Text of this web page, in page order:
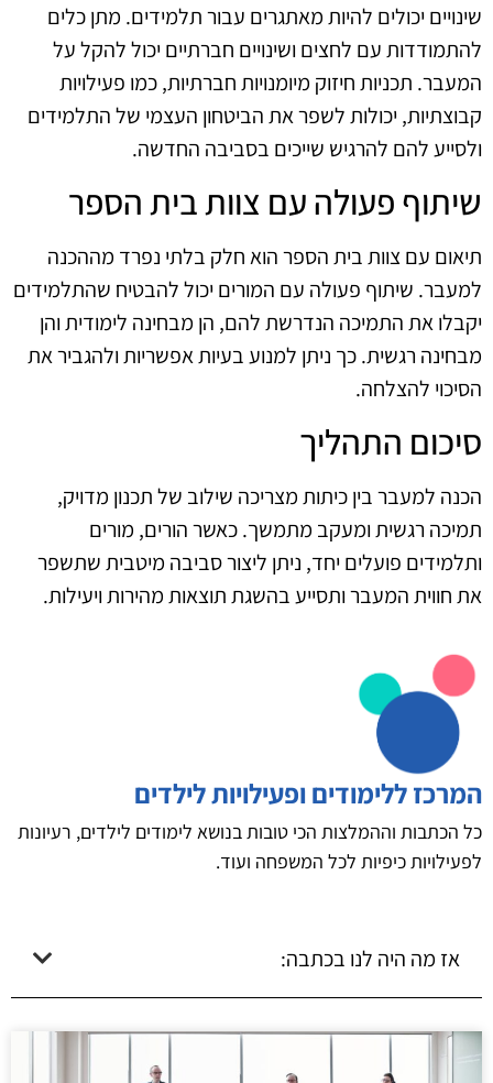
שינויים יכולים להיות מאתגרים עבור תלמידים. מתן כלים
להתמודדות עם לחצים ושינויים חברתיים יכול להקל על
המעבר. תכניות חיזוק מיומנויות חברתיות, כמו פעילויות
קבוצתיות, יכולות לשפר את הביטחון העצמי של התלמידים
ולסייע להם להרגיש שייכים בסביבה החדשה.
שיתוף פעולה עם צוות בית הספר
תיאום עם צוות בית הספר הוא חלק בלתי נפרד מההכנה
למעבר. שיתוף פעולה עם המורים יכול להבטיח שהתלמידים
יקבלו את התמיכה הנדרשת להם, הן מבחינה לימודית והן
מבחינה רגשית. כך ניתן למנוע בעיות אפשריות ולהגביר את
הסיכוי להצלחה.
סיכום התהליך
הכנה למעבר בין כיתות מצריכה שילוב של תכנון מדויק,
תמיכה רגשית ומעקב מתמשך. כאשר הורים, מורים
ותלמידים פועלים יחד, ניתן ליצור סביבה מיטבית שתשפר
את חווית המעבר ותסייע בהשגת תוצאות מהירות ויעילות.
המרכז ללימודים ופעילויות לילדים
כל הכתבות וההמלצות הכי טובות בנושא לימודים לילדים, רעיונות
לפעילויות כיפיות לכל המשפחה ועוד.
אז מה היה לנו בכתבה: